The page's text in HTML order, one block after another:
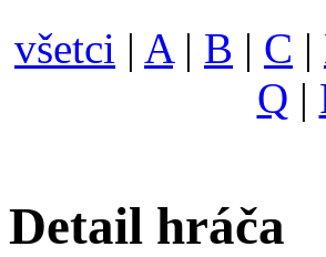
všetci | A| B | C |
Q |
Detail hráča